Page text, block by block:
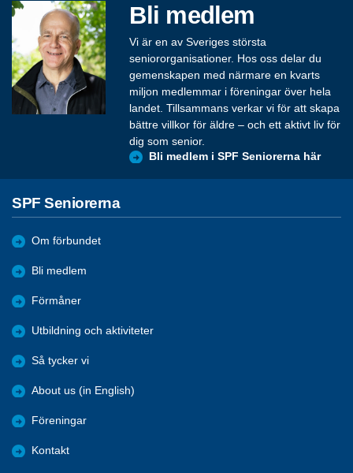
Bli medlem
Vi är en av Sveriges största
seniororganisationer. Hos oss delar du
gemenskapen med närmare en kvarts
miljon medlemmar i föreningar över hela
landet. Tillsammans verkar vi för att skapa
bättre villkor för äldre – och ett aktivt liv för
dig som senior.
Bli medlem i SPF Seniorerna här
SPF Seniorerna
Om förbundet
Bli medlem
Förmåner
Utbildning och aktiviteter
Så tycker vi
About us (in English)
Föreningar
Kontakt